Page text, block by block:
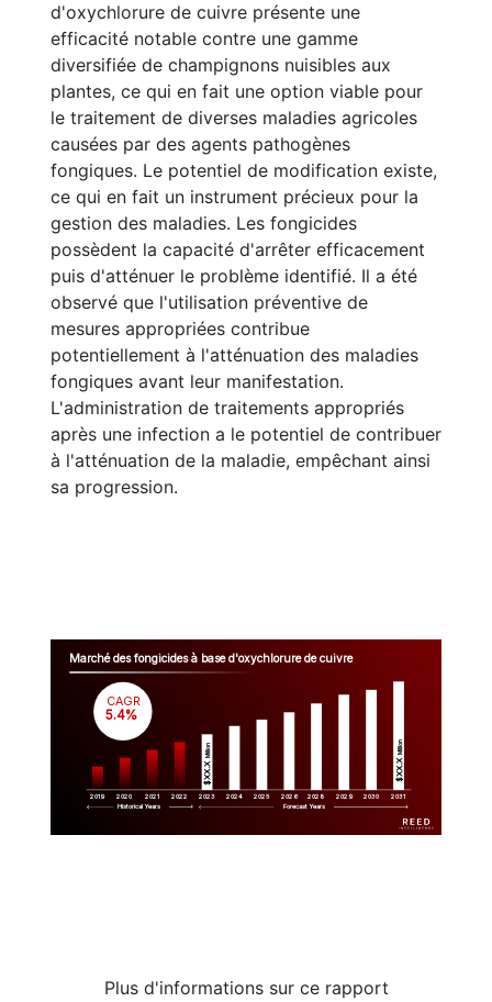
d'oxychlorure de cuivre présente une
efficacité notable contre une gamme
diversifiée de champignons nuisibles aux
plantes, ce qui en fait une option viable pour
le traitement de diverses maladies agricoles
causées par des agents pathogènes
fongiques. Le potentiel de modification existe,
ce qui en fait un instrument précieux pour la
gestion des maladies. Les fongicides
possèdent la capacité d'arrêter efficacement
puis d'atténuer le problème identifié. Il a été
observé que l'utilisation préventive de
mesures appropriées contribue
potentiellement à l'atténuation des maladies
fongiques avant leur manifestation.
L'administration de traitements appropriés
après une infection a le potentiel de contribuer
à l'atténuation de la maladie, empêchant ainsi
sa progression.
Marché des fongicides à base d'oxychlorure de cuivre
2019 2020 2021 2022 2023 2024 2025 2026 2028 2029 2030 2031
$XX.X
Million
$XX.X
Million
CAGR
5.4%
Historical Years Forecast Years
Plus d'informations sur ce rapport